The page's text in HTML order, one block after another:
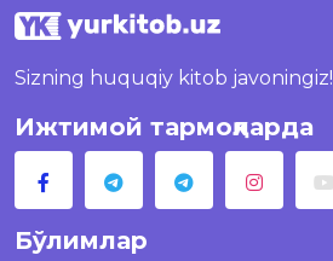
Sizning huquqiy kitob javoningiz!
Ижтимой тармоқларда
Бўлимлар